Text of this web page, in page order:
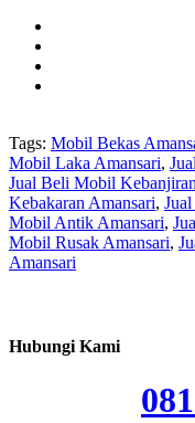
Tags: Mobil Bekas
Mobil Laka Amansari,
Jual Beli Mobil
Kebakaran Amansari,
Mobil Antik Amansari,
Mobil Rusak Amansari,
Amansari
Hubungi Kami